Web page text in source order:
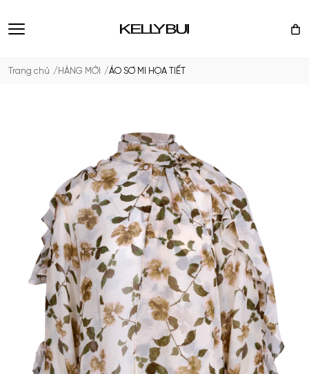
Trang chủ HÀNG MỚI ÁO SƠ MI HỌA TIẾT